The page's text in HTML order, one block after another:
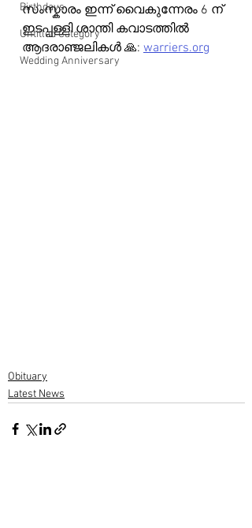
Birthdays
Untitled Category
Wedding Anniversary
സംസ്കാരം ഇന്ന് വൈകുന്നേരം 6 ന്
ഇടപ്പള്ളി ശാന്തി കവാടത്തിൽ
ആദരാഞ്ജലികൾ 🙏: warriers.org
Obituary
Latest News